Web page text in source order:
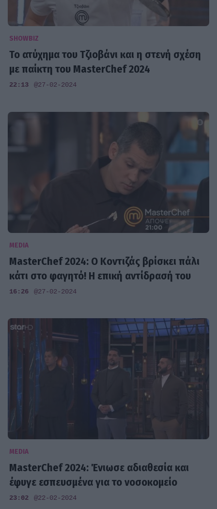
SHOWBIZ
Το ατύχημα του Τζιοβάνι και η στενή σχέση
με παίκτη του MasterChef 2024
22:13 @27-02-2024
MEDIA
MasterChef 2024: Ο Κοντιζάς βρίσκει πάλι
κάτι στο φαγητό! Η επική αντίδρασή του
16:26 @27-02-2024
MEDIA
MasterChef 2024: Ένιωσε αδιαθεσία και
έφυγε εσπευσμένα για το νοσοκομείο
23:02 @22-02-2024